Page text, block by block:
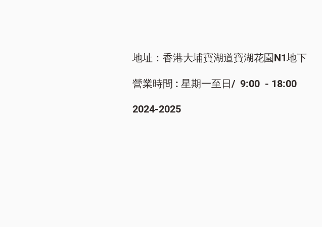
地址：香港大埔寶湖道寶湖花園N1地下
營業時間 : 星期一至日/ 9:00 - 18:00​
​2024-2025